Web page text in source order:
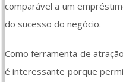
comparável a um
do sucesso do negócio.
Como ferramenta de
é interessante porque